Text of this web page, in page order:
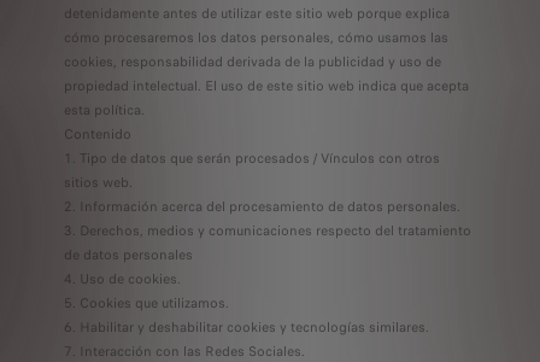
detenidamente antes de utilizar este sitio web porque explica
cómo procesaremos los datos personales, cómo usamos las
cookies, responsabilidad derivada de la publicidad y uso de
propiedad intelectual. El uso de este sitio web indica que acepta
esta política.
Contenido
Tipo de datos que serán procesados / Vínculos con otros
sitios web.
Información acerca del procesamiento de datos personales.
Derechos, medios y comunicaciones respecto del tratamiento
de datos personales
Uso de cookies.
Cookies que utilizamos.
Habilitar y deshabilitar cookies y tecnologías similares.
Interacción con las Redes Sociales.